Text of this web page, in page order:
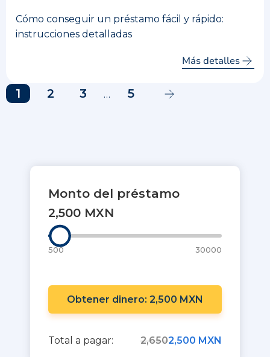
Cómo conseguir un préstamo fácil y rápido:
instrucciones detalladas
Más detalles
1 2 3 … 5
Monto del préstamo
2,500 MXN
500 30000
Obtener dinero: 2,500 MXN
Total a pagar: 2,6502,500 MXN